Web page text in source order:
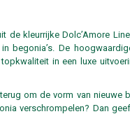
de kleurrijke Dolc’Amore
De
in een luxe
om de vorm van nieuwe
verschrompelen? Dan